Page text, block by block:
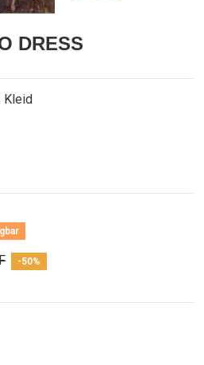
DRESS
Kleid
-50%